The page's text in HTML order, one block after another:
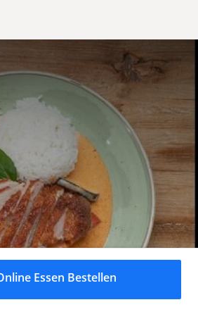
ALKOHOLISCHE GETRÃNKE
Online Essen Bestellen